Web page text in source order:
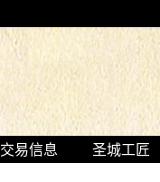
交易信息 圣城工匠